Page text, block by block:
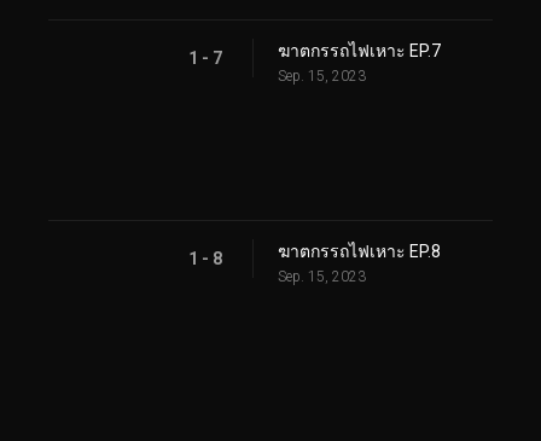
1 - 7 ฆาตกรรถไฟเหาะ EP.7
Sep. 15, 2023
1 - 8 ฆาตกรรถไฟเหาะ EP.8
Sep. 15, 2023